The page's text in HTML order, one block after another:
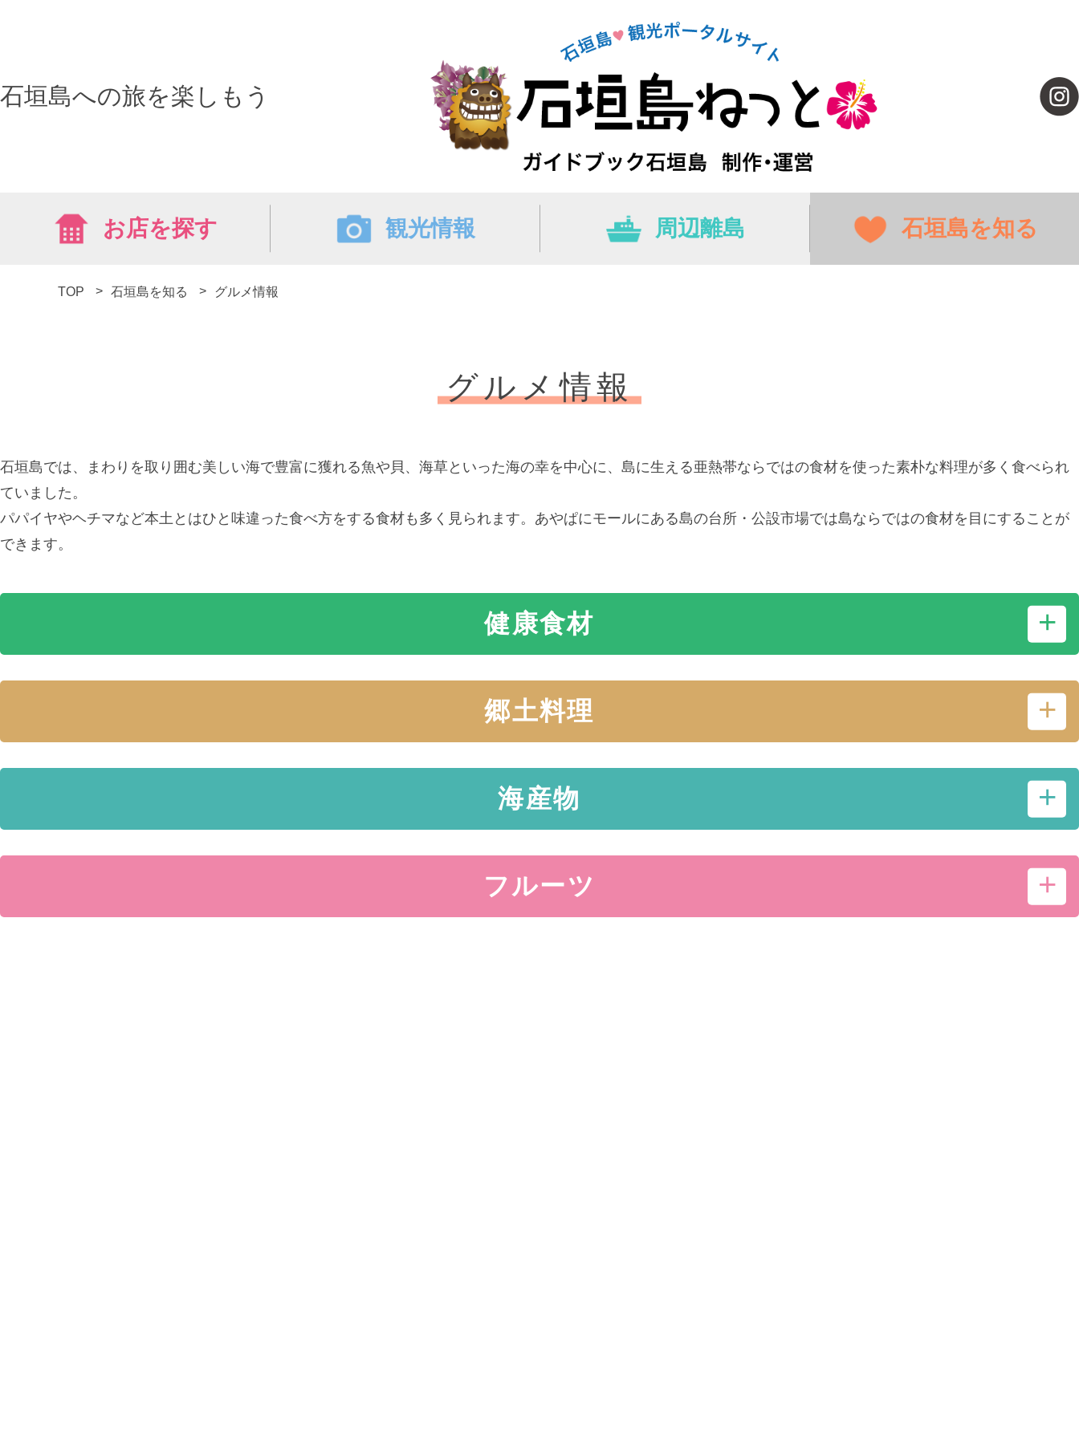
石垣島への旅を楽しもう
お店を探す 観光情報 周辺離島 石垣島を知る
TOP 石垣島を知る グルメ情報
グルメ情報
石垣島では、まわりを取り囲む美しい海で豊富に獲れる魚や貝、海草といった海の幸を中心に、島に生える亜熱帯ならではの食材を使った素朴な料理が多く食べられ
ていました。
パパイヤやヘチマなど本土とはひと味違った食べ方をする食材も多く見られます。あやぱにモールにある島の台所・公設市場では島ならではの食材を目にすることが
できます。
健康食材
郷土料理
海産物
フルーツ